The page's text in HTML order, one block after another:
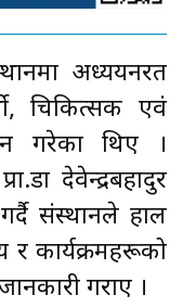
अध्ययनरत
चिकित्सक एवं
गरेका थिए ।
देवेन्द्रबहादुर
गर्दै संस्थानले हाल
र कार्यक्रमहरूको
गराए ।